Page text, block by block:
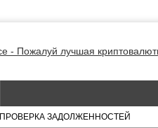
ПРОВЕРКА ЗАДОЛЖЕННОСТЕЙ